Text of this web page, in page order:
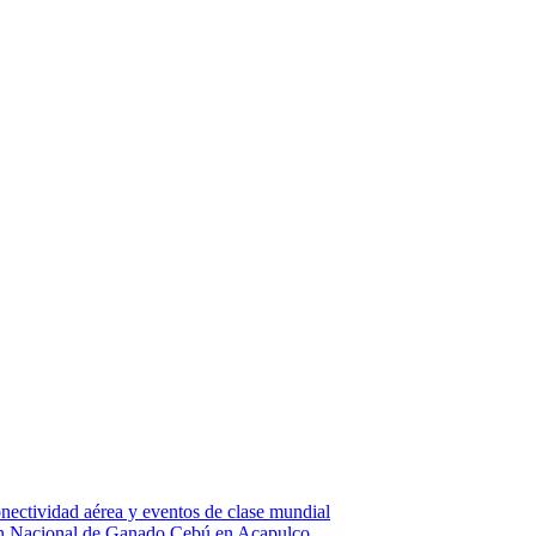
aérea y eventos de clase mundial